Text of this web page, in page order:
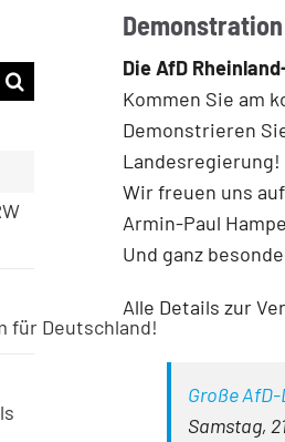
Demonstration
Die AfD
Kommen Sie am
Demonstrieren
Landesregierung!
Wir freuen uns
Armin-Paul
Und ganz
Alle Details zur
Große AfD-
Samstag,
für Deutschland!